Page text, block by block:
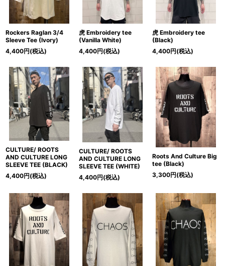
Rockers Raglan 3/4
Sleeve Tee (Ivory)
4,400円(税込)
虎 Embroidery tee
(Vanilla White)
4,400円(税込)
虎 Embroidery tee
(Black)
4,400円(税込)
CULTURE/ ROOTS
AND CULTURE LONG
SLEEVE TEE (BLACK)
4,400円(税込)
CULTURE/ ROOTS
AND CULTURE LONG
SLEEVE TEE (WHITE)
4,400円(税込)
Roots And Culture Big
tee (Black)
3,300円(税込)